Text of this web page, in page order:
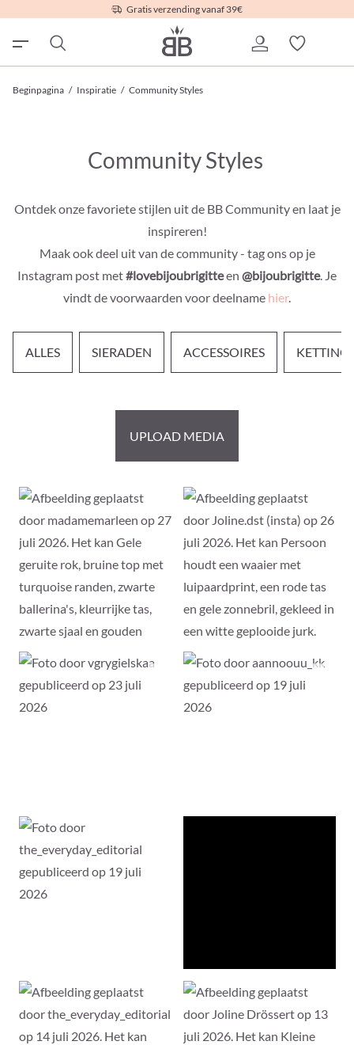
Gratis verzending vanaf 39€
Beginpagina / Inspiratie / Community Styles
Community Styles
Ontdek onze favoriete stijlen uit de BB Community en laat je
inspireren!
Maak ook deel uit van de community - tag ons op je
Instagram post met#lovebijoubrigitteen @bijoubrigitte. Je
vindt de voorwaarden voor deelname hier.
ALLES SIERADEN ACCESSOIRES
UPLOAD MEDIA